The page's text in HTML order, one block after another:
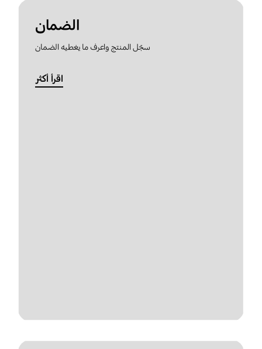
الضمان
سجّل المنتج واعرف ما يغطيه الضمان
اقرأ أكثر